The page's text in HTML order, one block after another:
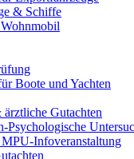
& Schiffe
Boote und Yachten
Gutachten
Psychologische
Infoveranstaltung